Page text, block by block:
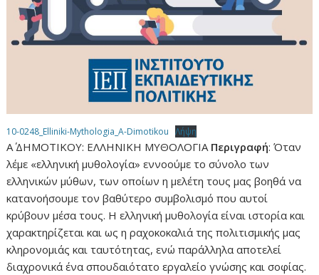
10-0248_Elliniki-Mythologia_A-Dimotikou Λήψη
Α΄ ΔΗΜΟΤΙΚΟΥ: ΕΛΛΗΝΙΚΗ ΜΥΘΟΛΟΓΙΑ Περιγραφή: Όταν
λέμε «ελληνική μυθολογία» εννοούμε το σύνολο των
ελληνικών μύθων, των οποίων η μελέτη τους μας βοηθά να
κατανοήσουμε τον βαθύτερο συμβολισμό που αυτοί
κρύβουν μέσα τους. Η ελληνική μυθολογία είναι ιστορία και
χαρακτηρίζεται και ως η ραχοκοκαλιά της πολιτισμικής μας
κληρονομιάς και ταυτότητας, ενώ παράλληλα αποτελεί
διαχρονικά ένα σπουδαιότατο εργαλείο γνώσης και σοφίας.